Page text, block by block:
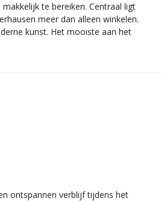
te bereiken. Centraal ligt
meer dan alleen winkelen.
kunst. Het mooiste aan het
ontspannen verblijf tijdens het